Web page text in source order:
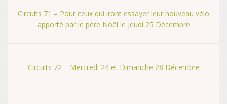
Circuits 71 – Pour ceux qui iront essayer leur nouveau vélo
apporté par le père Noël le jeudi 25 Décembre
Circuits 72 – Mercredi 24 et Dimanche 28 Décembre